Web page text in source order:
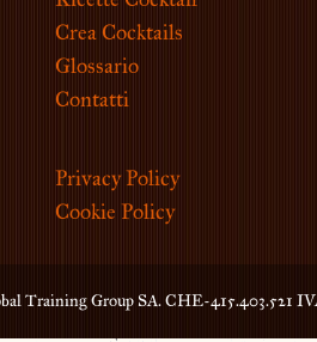
Crea Cocktails
Glossario
Contatti
Privacy Policy
Cookie Policy
Training Group SA. CHE-415.403.521